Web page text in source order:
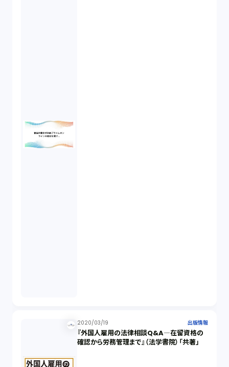
2020/03/19 出版情報
『外国人雇用の法律相談Q&A―在留資格の
確認から労務管理まで』（法学書院）「共著」